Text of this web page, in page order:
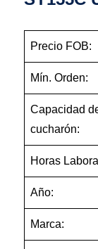
Precio FOB:
Mín. Orden:
Capacidad
cucharón:
Horas
Año:
Marca: